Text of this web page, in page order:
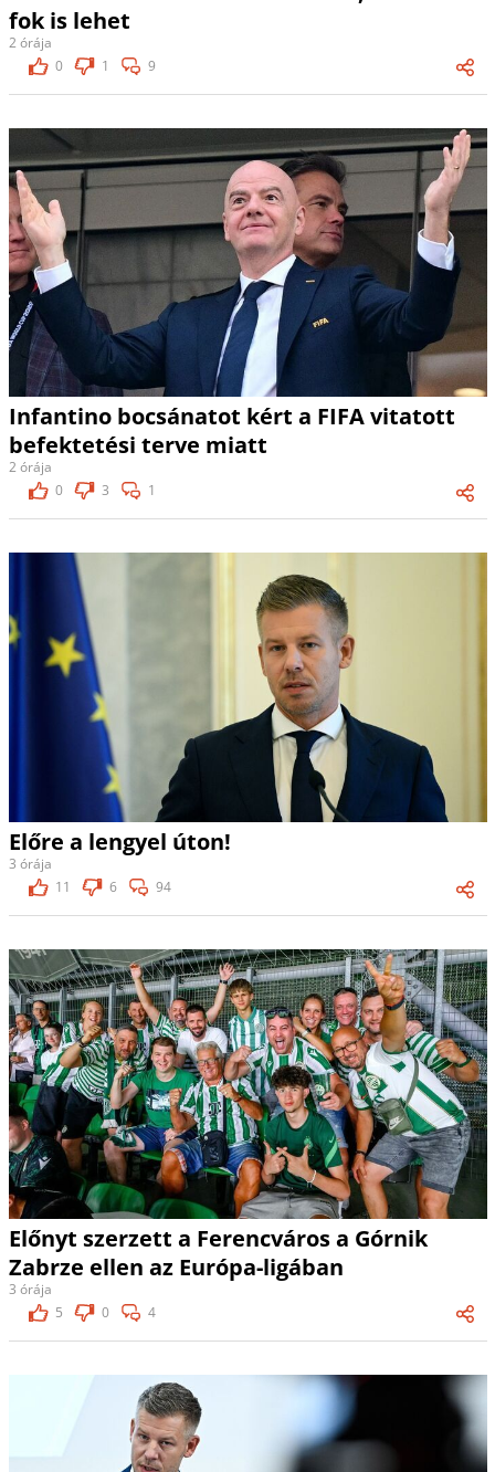
fok is lehet
2 órája
0
1 9
Infantino bocsánatot kért a FIFA vitatott
befektetési terve miatt
2 órája
0
3 1
Előre a lengyel úton!
3 órája
11
6 94
Előnyt szerzett a Ferencváros a Górnik
Zabrze ellen az Európa-ligában
3 órája
5
0 4